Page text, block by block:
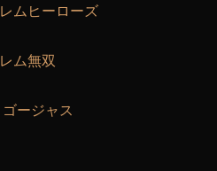
ムヒーローズ
ム無双
ージャス